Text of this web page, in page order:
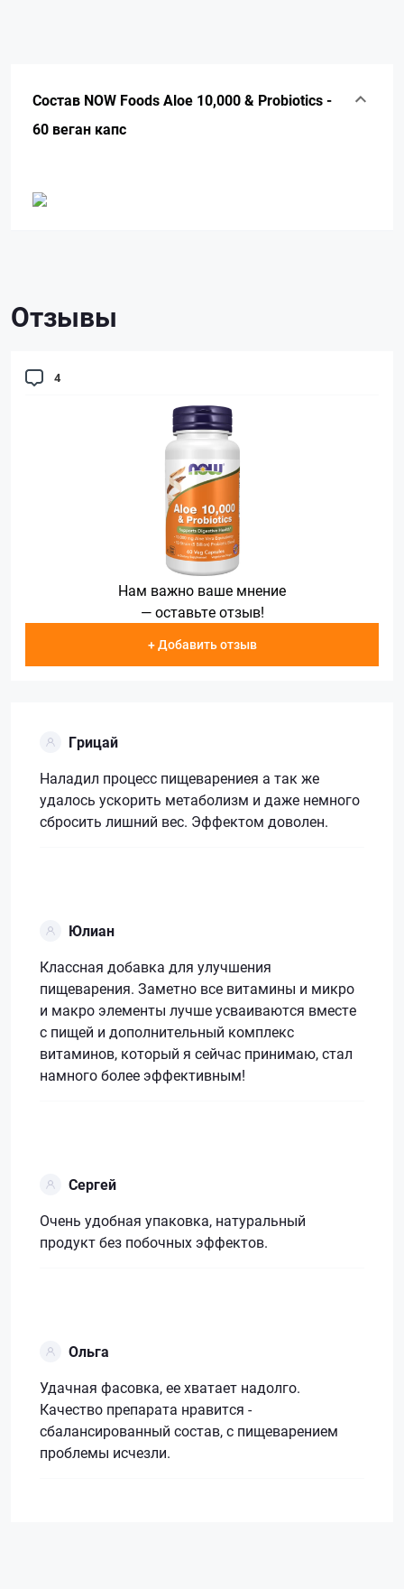
Состав NOW Foods Aloe 10,000 & Probiotics -
60 веган капс
Отзывы
4
Нам важно ваше мнение
— оставьте отзыв!
+ Добавить отзыв
Грицай
Наладил процесс пищеварениея а так же
удалось ускорить метаболизм и даже немного
сбросить лишний вес. Эффектом доволен.
Юлиан
Классная добавка для улучшения
пищеварения. Заметно все витамины и микро
и макро элементы лучше усваиваются вместе
с пищей и дополнительный комплекс
витаминов, который я сейчас принимаю, стал
намного более эффективным!
Сергей
Очень удобная упаковка, натуральный
продукт без побочных эффектов.
Ольга
Удачная фасовка, ее хватает надолго.
Качество препарата нравится -
сбалансированный состав, с пищеварением
проблемы исчезли.